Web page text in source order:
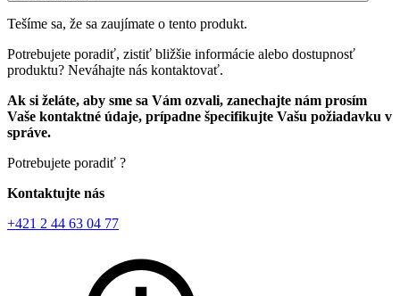
Tešíme sa, že sa zaujímate o tento produkt.
Potrebujete poradiť, zistiť bližšie informácie alebo dostupnosť
produktu? Neváhajte nás kontaktovať.
Ak si želáte, aby sme sa Vám ozvali, zanechajte nám prosím
Vaše kontaktné údaje, prípadne špecifikujte Vašu požiadavku v
správe.
Potrebujete poradiť ?
Kontaktujte nás
+421 2 44 63 04 77